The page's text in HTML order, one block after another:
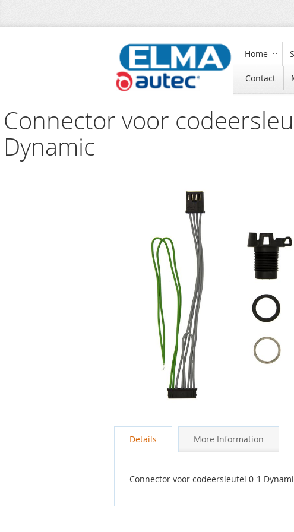
Home
Contact
Connector voor
Dynamic
afbeeldingen-
naar
Details More Information
Connector voor codeersleutel 0-1